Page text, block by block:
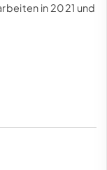
in 2021 und